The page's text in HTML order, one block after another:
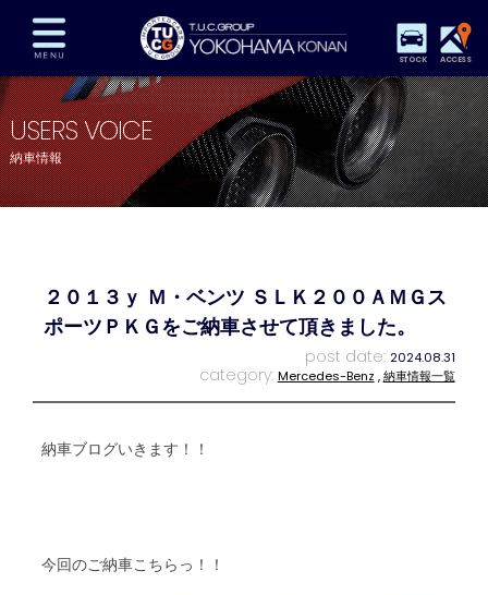
STOCK ACCESS
在庫車両情報 保証&サービス パーツリスト
TUCとは？ 店舗情報 アクセスマップ
全国納車 特別作業 注文販売
プライバシーポリシー スタッフblog 納車blog
USERS VOICE
納車情報
２０１３ｙ Ｍ・ベンツ ＳＬＫ２００ＡＭＧス
ポーツＰＫＧをご納車させて頂きました。
post date: 2024.08.31
category: Mercedes-Benz ,納車情報一覧
納車ブログいきます！！
今回のご納車こちらっ！！